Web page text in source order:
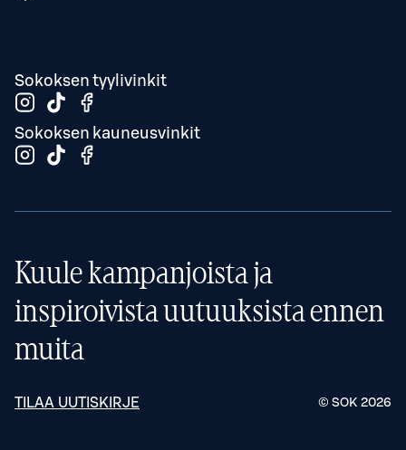
Sokoksen tyylivinkit
Sokoksen kauneusvinkit
Kuule kampanjoista ja
inspiroivista uutuuksista ennen
muita
TILAA UUTISKIRJE © SOK 2026